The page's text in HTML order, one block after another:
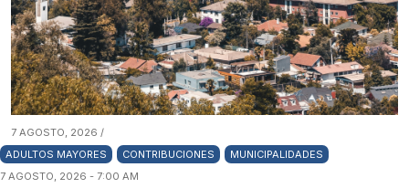
7 AGOSTO, 2026 /
ADULTOS MAYORES
CONTRIBUCIONES
MUNICIPALIDADES
7 AGOSTO, 2026 - 7:00 AM